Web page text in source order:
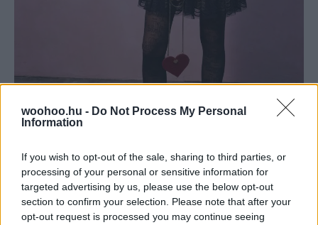
woohoo.hu - Do Not Process My Personal
Information
If you wish to opt-out of the sale, sharing to third parties, or
processing of your personal or sensitive information for
targeted advertising by us, please use the below opt-out
section to confirm your selection. Please note that after your
opt-out request is processed you may continue seeing
Az ejtett vállú ruhánál nincs sikkesebb